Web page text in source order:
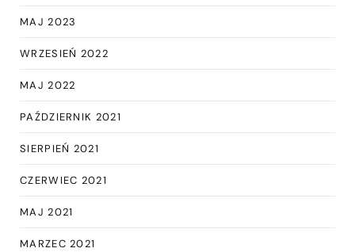
MAJ 2023
WRZESIEŃ 2022
MAJ 2022
PAŹDZIERNIK 2021
SIERPIEŃ 2021
CZERWIEC 2021
MAJ 2021
MARZEC 2021